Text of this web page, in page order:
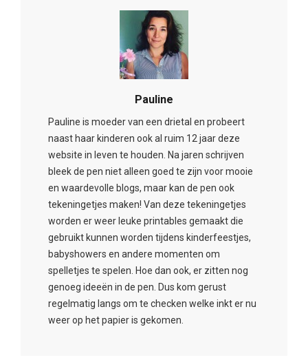
Pauline
Pauline is moeder van een drietal en probeert
naast haar kinderen ook al ruim 12 jaar deze
website in leven te houden. Na jaren schrijven
bleek de pen niet alleen goed te zijn voor mooie
en waardevolle blogs, maar kan de pen ook
tekeningetjes maken! Van deze tekeningetjes
worden er weer leuke printables gemaakt die
gebruikt kunnen worden tijdens kinderfeestjes,
babyshowers en andere momenten om
spelletjes te spelen. Hoe dan ook, er zitten nog
genoeg ideeën in de pen. Dus kom gerust
regelmatig langs om te checken welke inkt er nu
weer op het papier is gekomen.